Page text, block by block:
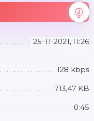
25-11-2021, 11:26
128 kbps
713,47 KB
0:45